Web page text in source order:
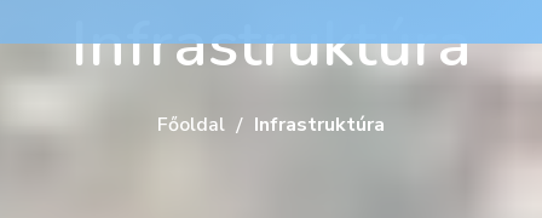
Infrastruktúra
Főoldal Infrastruktúra